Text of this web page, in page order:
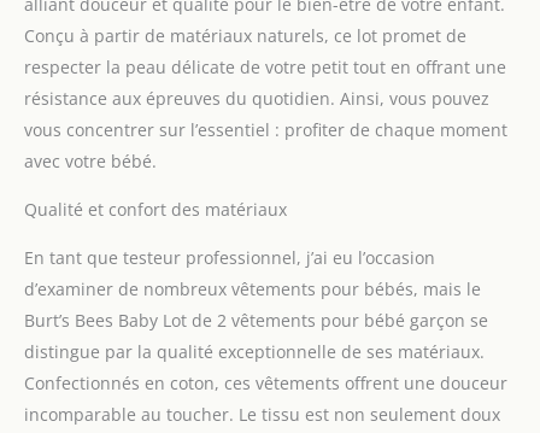
Conçu à partir de matériaux naturels, ce lot promet de
respecter la peau délicate de votre petit tout en offrant une
résistance aux épreuves du quotidien. Ainsi, vous pouvez
vous concentrer sur l’essentiel : profiter de chaque moment
avec votre bébé.
Qualité et confort des matériaux
En tant que testeur professionnel, j’ai eu l’occasion
d’examiner de nombreux vêtements pour bébés, mais le
Burt’s Bees Baby Lot de 2 vêtements pour bébé garçon se
distingue par la qualité exceptionnelle de ses matériaux.
Confectionnés en coton, ces vêtements offrent une douceur
incomparable au toucher. Le tissu est non seulement doux